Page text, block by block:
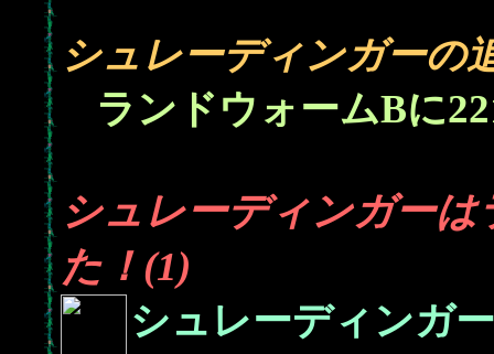
シュレーディンガーの
ランドウォームBに
シュレーディンガー
た！(1)
シュレーディンガ